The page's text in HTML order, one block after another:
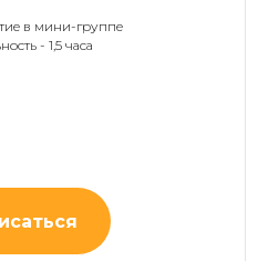
в мини-группе
- 1,5 часа